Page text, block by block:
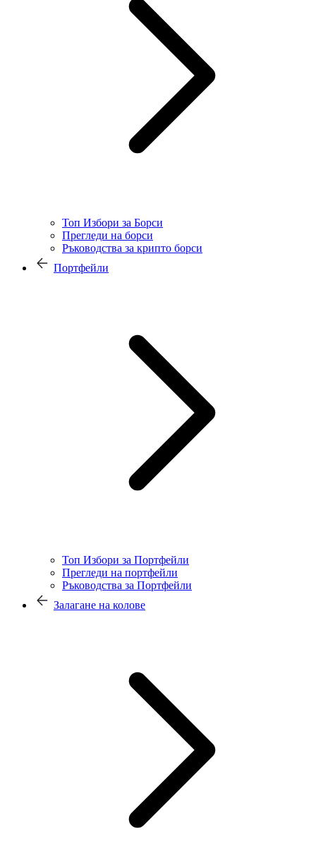
Топ Избори за Борси
Прегледи на борси
Ръководства за крипто борси
Портфейли
Топ Избори за Портфейли
Прегледи на портфейли
Ръководства за Портфейли
Залагане на колове